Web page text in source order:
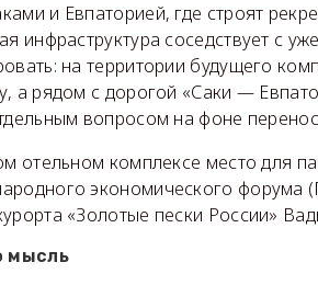
и Евпаторией, где строят
инфраструктура соседствует с
на территории будущего
а рядом с дорогой «Саки —
вопросом на фоне
отельном комплексе место для
экономического форума
«Золотые пески России»
мысль